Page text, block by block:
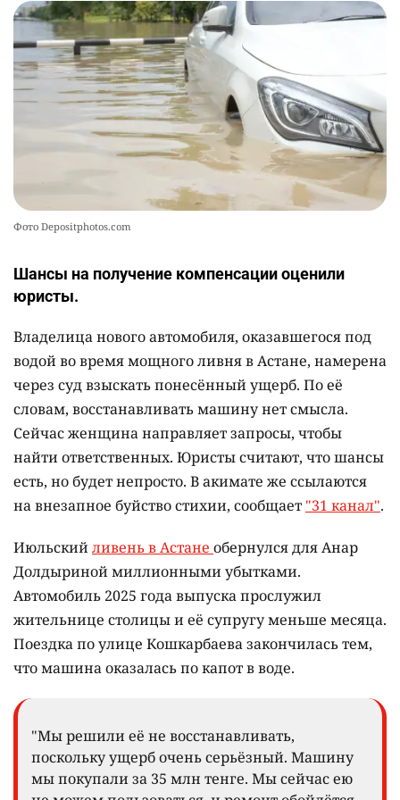
баранину и конину
2541 5 17
Фото Depositphotos.com
Шансы на получение компенсации оценили
юристы.
Владелица нового автомобиля, оказавшегося под
водой во время мощного ливня в Астане, намерена
через суд взыскать понесённый ущерб. По её
словам, восстанавливать машину нет смысла.
Сейчас женщина направляет запросы, чтобы
найти ответственных. Юристы считают, что шансы
есть, но будет непросто. В акимате же ссылаются
на внезапное буйство стихии, сообщает "31 канал".
Июльскийливень в Астане обернулся для Анар
Долдыриной миллионными убытками.
Автомобиль 2025 года выпуска прослужил
жительнице столицы и её супругу меньше месяца.
Поездка по улице Кошкарбаева закончилась тем,
что машина оказалась по капот в воде.
"Мы решили её не восстанавливать,
поскольку ущерб очень серьёзный. Машину
мы покупали за 35 млн тенге. Мы сейчас ею